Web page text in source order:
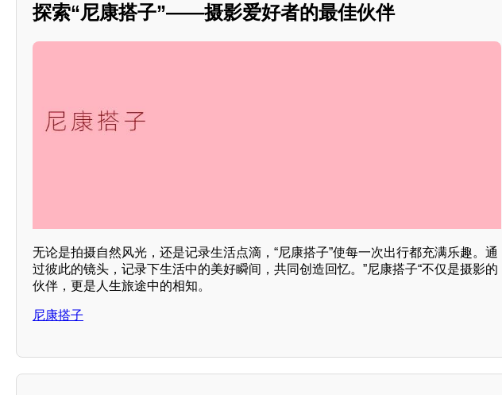
探索“尼康搭子”——摄影爱好者的最佳伙伴
无论是拍摄自然风光，还是记录生活点滴，“尼康搭子”使每一次出行都充满乐趣。通
过彼此的镜头，记录下生活中的美好瞬间，共同创造回忆。”尼康搭子“不仅是摄影的
伙伴，更是人生旅途中的相知。
尼康搭子